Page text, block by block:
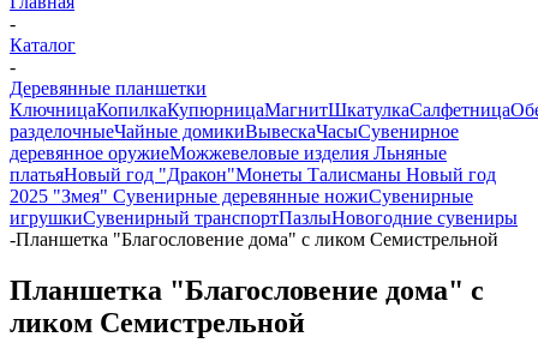
-
Каталог
-
Деревянные планшетки
КлючницаКопилкаКупюрницаМагнитШкатулкаСалфетница
разделочныеЧайные домикиВывескаЧасыСувенирное
деревянное оружиеМожжевеловые изделия Льняные
платьяНовый год "Дракон"Монеты Талисманы Новый год
2025 "Змея" Сувенирные деревянные ножиСувенирные
игрушкиСувенирный транспортПазлыНовогодние сувениры
-Планшетка "Благословение дома" с ликом Семистрельной
Планшетка "Благословение дома" с
ликом Семистрельной